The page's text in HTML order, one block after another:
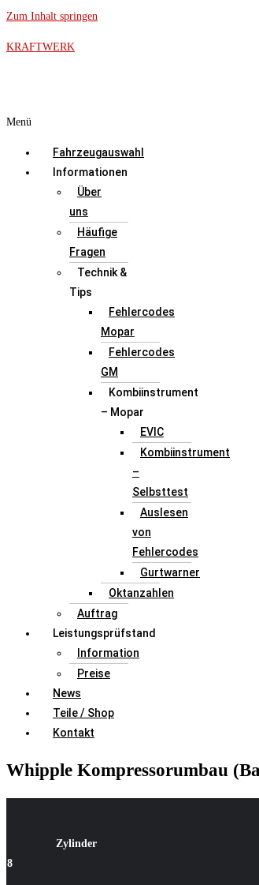
Zum Inhalt springen
KRAFTWERK
Menü
Fahrzeugauswahl
Informationen
Über
uns
Häufige
Fragen
Technik &
Tips
Fehlercodes
Mopar
Fehlercodes
GM
Kombiinstrument
– Mopar
EVIC
Kombiinstrument
–
Selbsttest
Auslesen
von
Fehlercodes
Gurtwarner
Oktanzahlen
Auftrag
Leistungsprüfstand
Information
Preise
News
Teile / Shop
Kontakt
Whipple Kompressorumbau
Zylinder
8